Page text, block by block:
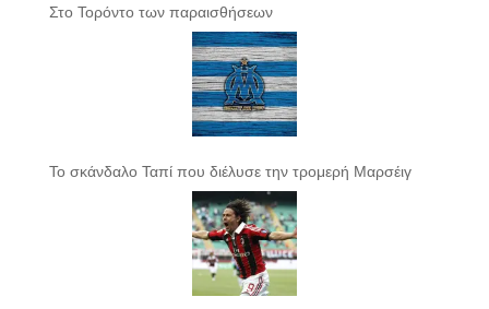
Στο Τορόντο των παραισθήσεων
Το σκάνδαλο Ταπί που διέλυσε την τρομερή Μαρσέιγ